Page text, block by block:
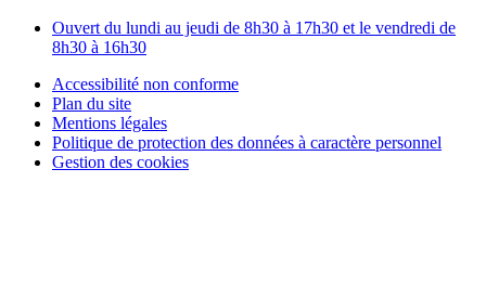
Ouvert du lundi au jeudi de 8h30 à 17h30 et le vendredi de
8h30 à 16h30
Accessibilité non conforme
Plan du site
Mentions légales
Politique de protection des données à caractère personnel
Gestion des cookies